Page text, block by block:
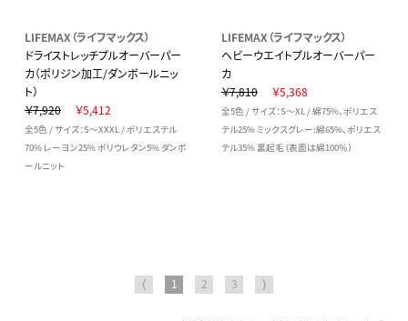
LIFEMAX（ライフマックス）
ドライストレッチプルオーバーパー
カ（ポリジン加工/ダンボールニッ
ト）
￥7,920
￥5,412
全5色 / サイズ：S～XXXL / ポリエステル
70% レーヨン25% ポリウレタン5% ダンボ
ールニット
LIFEMAX（ライフマックス）
ヘビーウエイトプルオーバーパー
カ
￥7,810
￥5,368
全5色 / サイズ：S～XL / 綿75%、ポリエス
テル25% ミックスグレー:綿65%、ポリエス
テル35% 裏起毛（表面は綿100％）
⟨ 1 2 3 ⟩